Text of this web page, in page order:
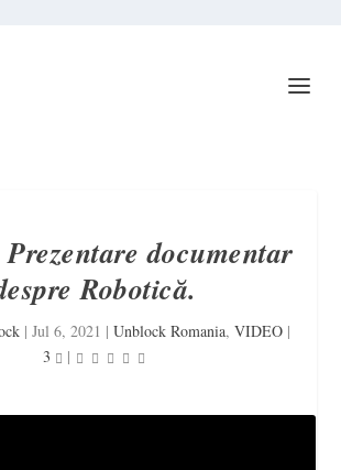
documentar
Robotică.
| Jul 6, 2021 | Unblock Romania, VIDEO|
3
|